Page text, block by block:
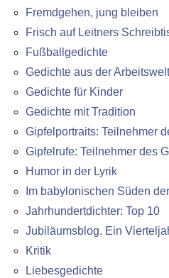
Fremdgehen, jung bleiben
Frisch auf Leitners
Fußballgedichte
Gedichte aus der Arbeitswelt
Gedichte für Kinder
Gedichte mit Tradition
Gipfelportraits: Teilnehmer
Gipfelrufe: Teilnehmer des
Humor in der Lyrik
Im babylonischen Süden
Jahrhundertdichter: Top 10
Jubiläumsblog. Ein
Kritik
Liebesgedichte